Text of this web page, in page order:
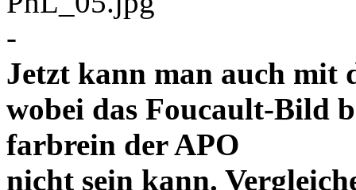
-
Jetzt kann man auch mit
wobei das Foucault-Bild
farbrein der APO
nicht sein kann.